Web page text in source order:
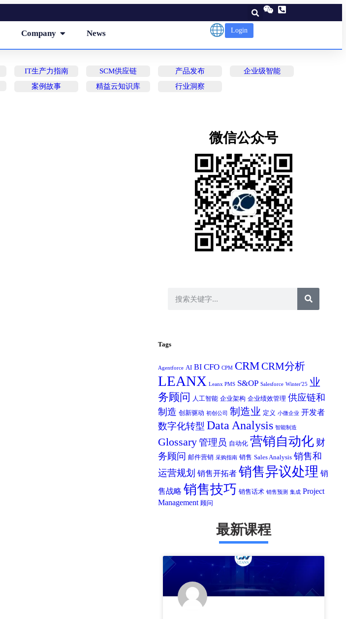
Company News Login
IT生产力指南 SCM供应链 产品发布
企业级智能
案例故事 精益云知识库 行业洞察
微信公众号
Tags
Agentforce AI BI CFO CPM CRMCRM分析
LEANX Leanx PMS S&OP Salesforce Winter'25 业
务顾问 人工智能 企业架构 企业绩效管理 供应链和
制造 创新驱动 初创公司 制造业 定义 小微企业 开发者
数字化转型 Data Analysis 智能制造
Glossary 管理员 自动化 营销自动化 财
务顾问 邮件营销 采购指南 销售 Sales Analysis 销售和
运营规划 销售开拓者 销售异议处理 销
售战略 销售技巧 销售话术 销售预测 集成 Project
Management 顾问
最新课程